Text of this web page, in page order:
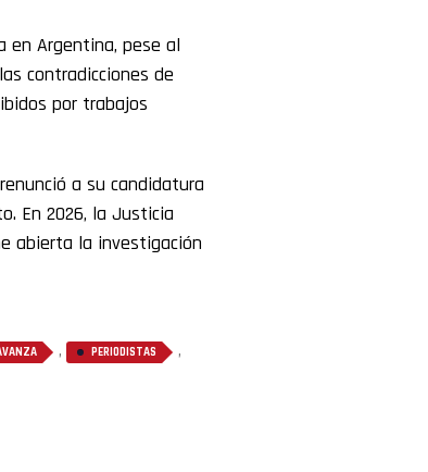
en Argentina, pese al
contradicciones de
por trabajos
a su candidatura
En 2026, la Justicia
abierta la investigación
, PERIODISTAS ,